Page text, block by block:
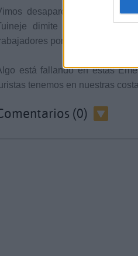
desaparecer los
dimite toda la
porque todos están
está fallando en estas
tenemos en nuestras
(0)